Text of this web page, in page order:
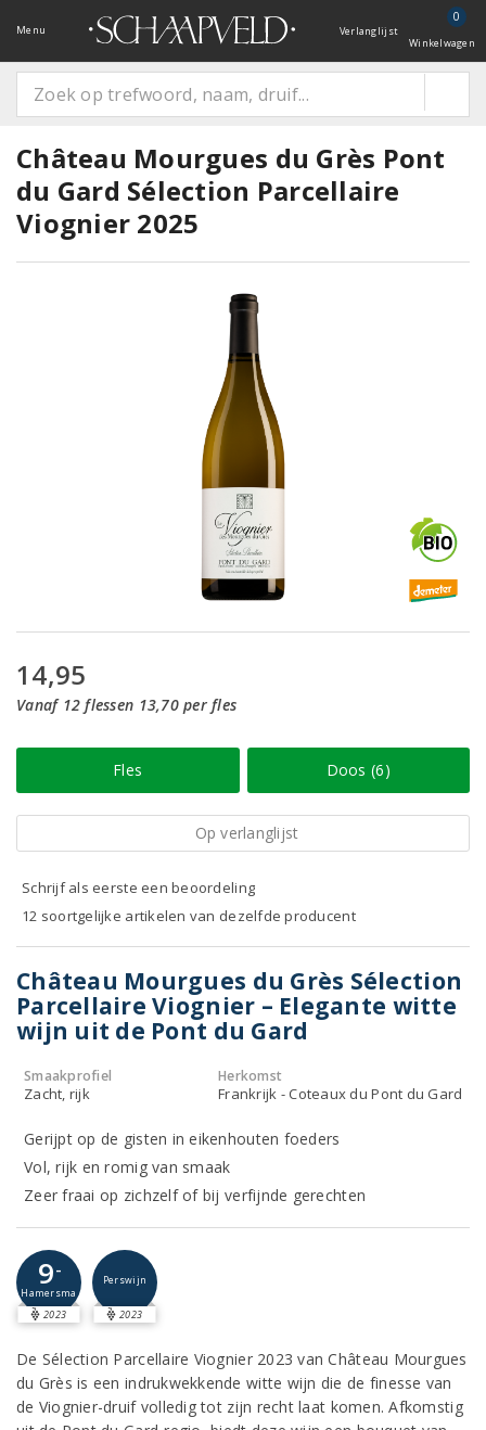
Menu Verlanglijst
0
Winkelwagen
Château Mourgues du Grès Pont
du Gard Sélection Parcellaire
Viognier 2025
14,95
Vanaf 12 flessen 13,70 per fles
Fles Doos (6)
Op verlanglijst
Schrijf als eerste een beoordeling
12 soortgelijke artikelen van dezelfde producent
Château Mourgues du Grès Sélection
Parcellaire Viognier – Elegante witte
wijn uit de Pont du Gard
Smaakprofiel
Zacht, rijk
Herkomst
Frankrijk - Coteaux du Pont du Gard
Gerijpt op de gisten in eikenhouten foeders
Vol, rijk en romig van smaak
Zeer fraai op zichzelf of bij verfijnde gerechten
9-
Hamersma
2023
Perswijn
2023
De Sélection Parcellaire Viognier 2023 van Château Mourgues
du Grès is een indrukwekkende witte wijn die de finesse van
de Viognier-druif volledig tot zijn recht laat komen. Afkomstig